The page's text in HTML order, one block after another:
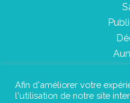
Afin d'améliorer votre
l'utilisation de notre site